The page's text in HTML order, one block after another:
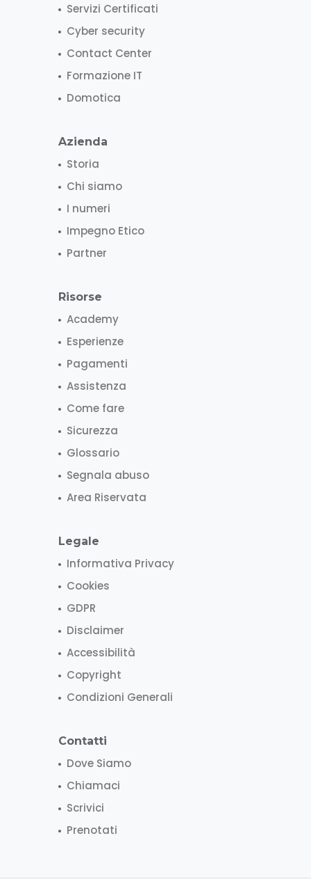
Servizi Certificati
Cyber security
Contact Center
Formazione IT
Domotica
Azienda
Storia
Chi siamo
I numeri
Impegno Etico
Partner
Risorse
Academy
Esperienze
Pagamenti
Assistenza
Come fare
Sicurezza
Glossario
Segnala abuso
Area Riservata
Legale
Informativa Privacy
Cookies
GDPR
Disclaimer
Accessibilità
Copyright
Condizioni Generali
Contatti
Dove Siamo
Chiamaci
Scrivici
Prenotati